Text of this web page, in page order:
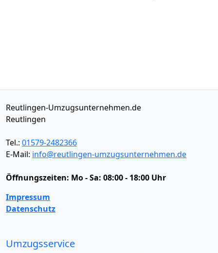
Reutlingen-Umzugsunternehmen.de
Reutlingen
Tel.: 01579-2482366
E-Mail: info@reutlingen-umzugsunternehmen.de
Öffnungszeiten: Mo - Sa: 08:00 - 18:00 Uhr
Impressum
Datenschutz
Umzugsservice